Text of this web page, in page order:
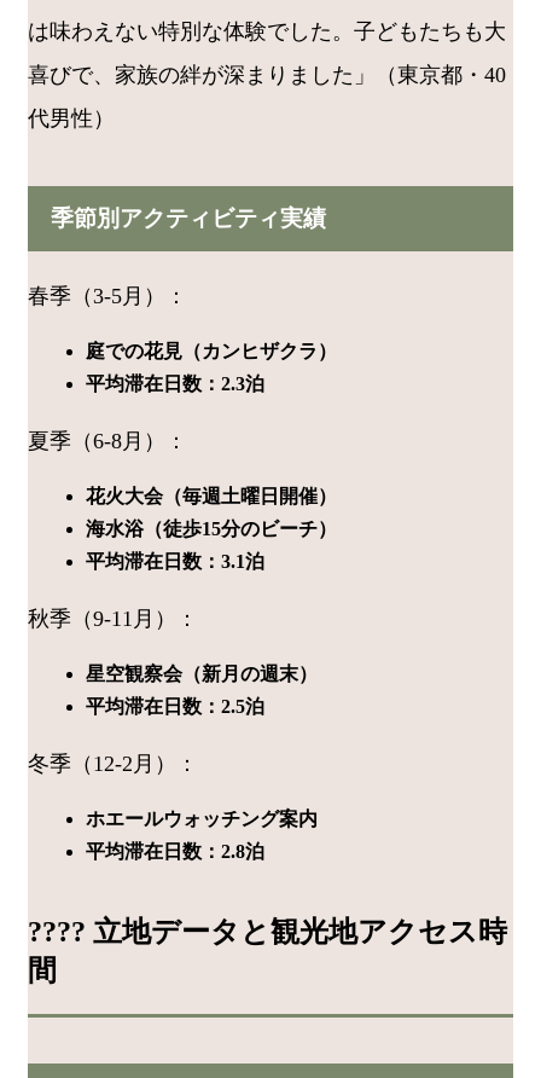
は味わえない特別な体験でした。子どもたちも大
喜びで、家族の絆が深まりました」（東京都・40
代男性）
季節別アクティビティ実績
春季（3-5月）：
庭での花見（カンヒザクラ）
平均滞在日数：2.3泊
夏季（6-8月）：
花火大会（毎週土曜日開催）
海水浴（徒歩15分のビーチ）
平均滞在日数：3.1泊
秋季（9-11月）：
星空観察会（新月の週末）
平均滞在日数：2.5泊
冬季（12-2月）：
ホエールウォッチング案内
平均滞在日数：2.8泊
???? 立地データと観光地アクセス時
間